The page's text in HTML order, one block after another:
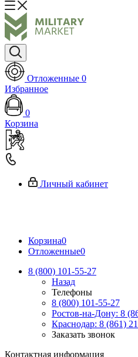
Отложенные 0
Избранное
0
Корзина
Личный кабинет
Корзина0
Отложенные0
8 (800) 101-55-27
Назад
Телефоны
8 (800) 101-55-27
Ростов-на-Дону: 8
Краснодар: 8 (861)
Заказать звонок
Контактная информация